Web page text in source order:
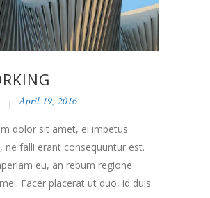
April 19, 2016
dolor sit amet, ei impetus
ne falli erant consequuntur est.
eu, an rebum regione
Facer placerat ut duo, id duis